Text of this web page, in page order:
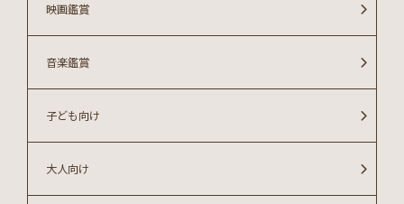
大人向け
子ども向け
音楽鑑賞
映画鑑賞